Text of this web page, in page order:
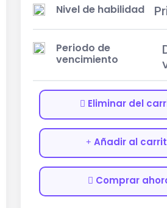
Nivel de habilidad
Periodo de
vencimiento
Eliminar del
Añadir al
Comprar